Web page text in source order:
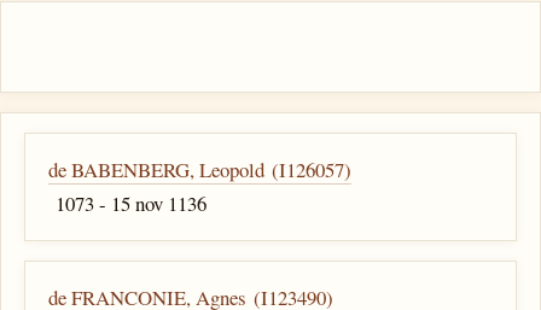
de BABENBERG, Leopold (I126057)
1073 - 15 nov 1136
de FRANCONIE, Agnes (I123490)